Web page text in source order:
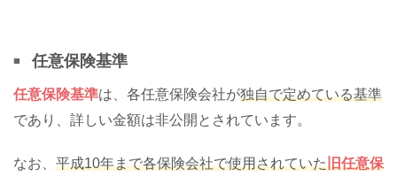
任意保険基準
任意保険基準は、各任意保険会社が独自で定めている基準
であり、詳しい金額は非公開とされています。
なお、 平成10年まで各保険会社で使用されていた旧任意保